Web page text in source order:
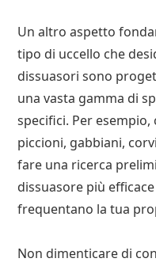
Un altro aspetto
tipo di uccello che
dissuasori sono
una vasta gamma di
specifici. Per
piccioni, gabbiani,
fare una ricerca
dissuasore più
frequentano la tua
Non dimenticare di